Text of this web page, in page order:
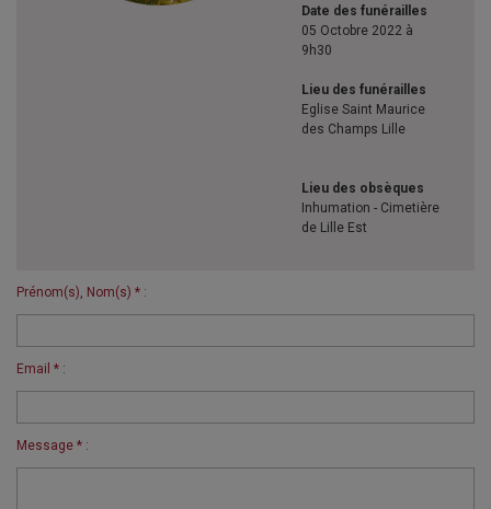
Date des funérailles
05 Octobre 2022 à
9h30
Lieu des funérailles
Eglise Saint Maurice
des Champs Lille
Lieu des obsèques
Inhumation - Cimetière
de Lille Est
Prénom(s), Nom(s) * :
Email * :
Message * :